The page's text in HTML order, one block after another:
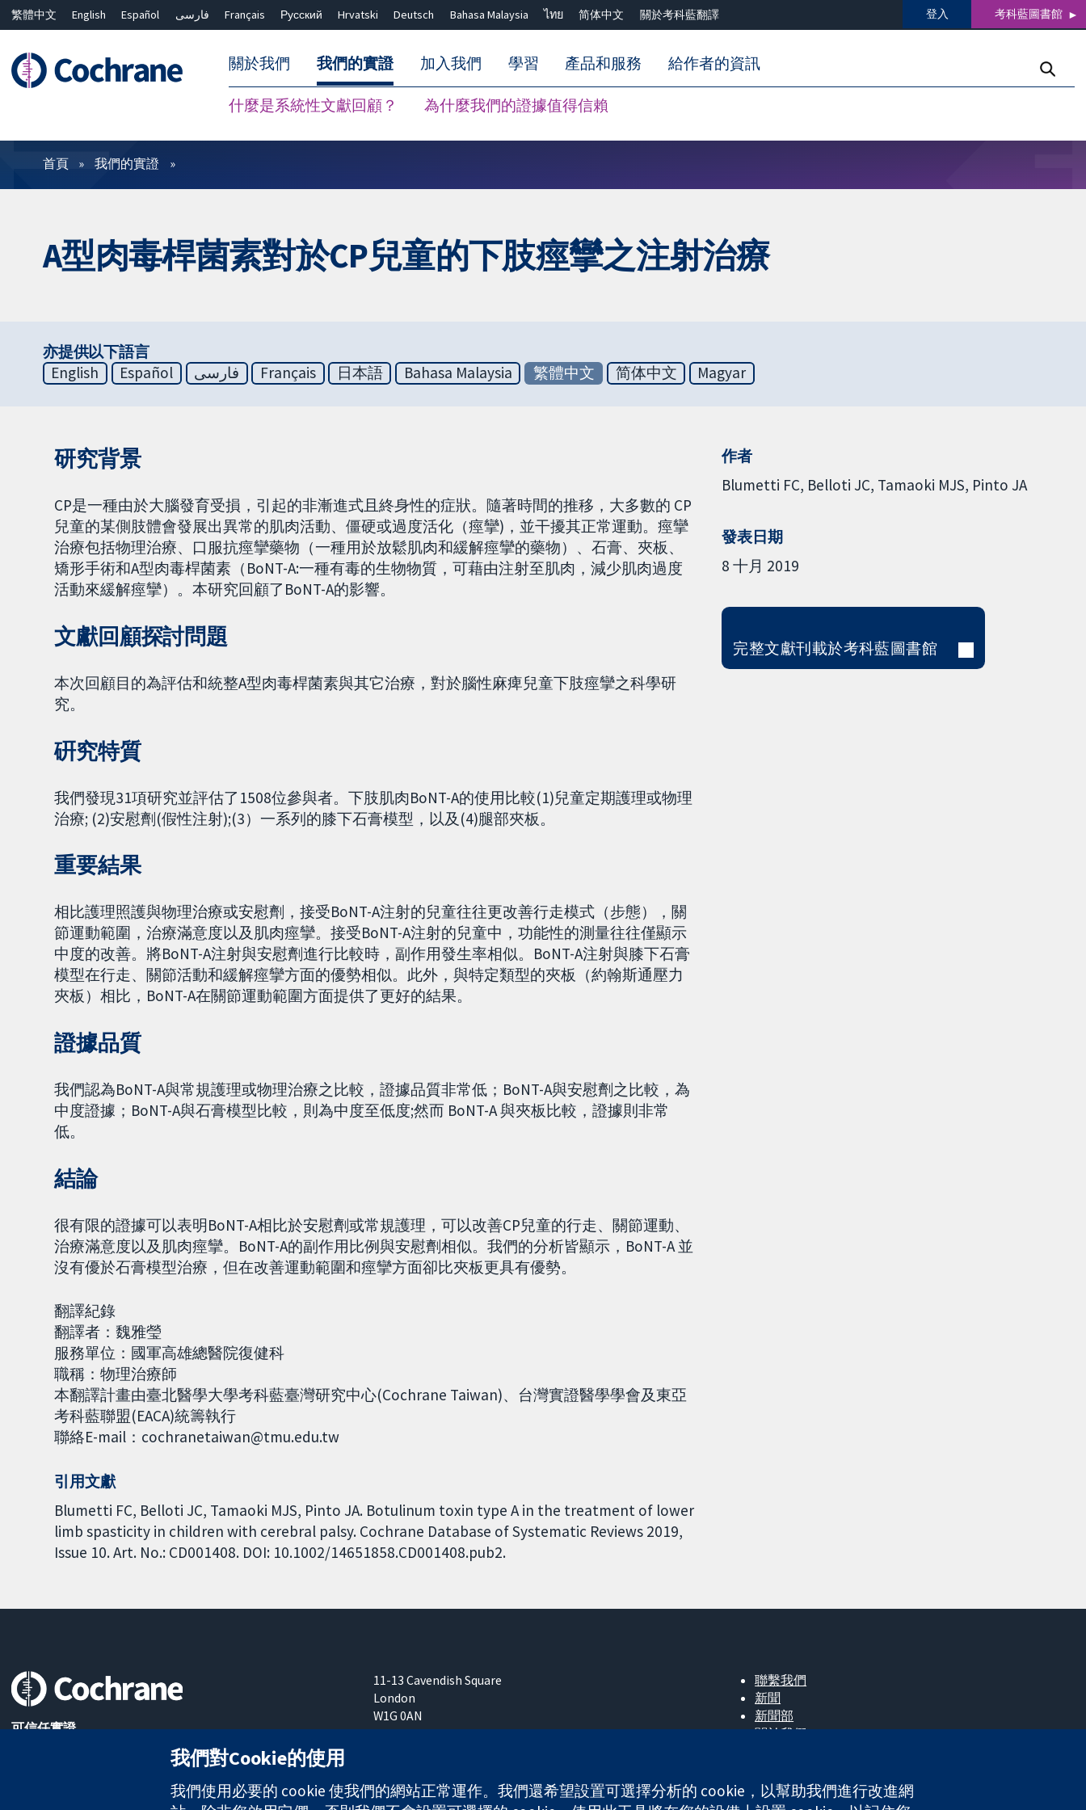
繁體中文 English Español فارسی Français Русский Hrvatski Deutsch Bahasa Malaysia ไทย 简体中文 關於考科藍翻譯 登入 考科藍圖書館
關於我們 我們的實證
什麼是系統性文獻回顧？ 為什麼我們的證據值得信賴
加入我們 學習 產品和服務 給作者的資訊
篩選條件
首頁 我們的實證
A型肉毒桿菌素對於CP兒童的下肢痙攣之注射治療
亦提供以下語言
English
Español فارسی Français 日本語 Bahasa Malaysia 繁體中文 简体中文 Magyar
研究背景
CP是一種由於大腦發育受損，引起的非漸進式且終身性的症狀。隨著時間的推移，大多數的 CP
兒童的某側肢體會發展出異常的肌肉活動、僵硬或過度活化（痙攣)，並干擾其正常運動。痙攣
治療包括物理治療、口服抗痙攣藥物（一種用於放鬆肌肉和緩解痙攣的藥物）、石膏、夾板、
矯形手術和A型肉毒桿菌素（BoNT-A:一種有毒的生物物質，可藉由注射至肌肉，減少肌肉過度
活動來緩解痙攣）。本研究回顧了BoNT-A的影響。
文獻回顧探討問題
本次回顧目的為評估和統整A型肉毒桿菌素與其它治療，對於腦性麻痺兒童下肢痙攣之科學研
究。
硏究特質
我們發現31項研究並評估了1508位參與者。下肢肌肉BoNT-A的使用比較(1)兒童定期護理或物理
治療; (2)安慰劑(假性注射);(3）一系列的膝下石膏模型，以及(4)腿部夾板。
重要結果
相比護理照護與物理治療或安慰劑，接受BoNT-A注射的兒童往往更改善行走模式（步態），關
節運動範圍，治療滿意度以及肌肉痙攣。接受BoNT-A注射的兒童中，功能性的測量往往僅顯示
中度的改善。將BoNT-A注射與安慰劑進行比較時，副作用發生率相似。BoNT-A注射與膝下石膏
模型在行走、關節活動和緩解痙攣方面的優勢相似。此外，與特定類型的夾板（約翰斯通壓力
夾板）相比，BoNT-A在關節運動範圍方面提供了更好的結果。
證據品質
我們認為BoNT-A與常規護理或物理治療之比較，證據品質非常低；BoNT-A與安慰劑之比較，為
中度證據；BoNT-A與石膏模型比較，則為中度至低度;然而 BoNT-A 與夾板比較，證據則非常
低。
結論
很有限的證據可以表明BoNT-A相比於安慰劑或常規護理，可以改善CP兒童的行走、關節運動、
治療滿意度以及肌肉痙攣。BoNT-A的副作用比例與安慰劑相似。我們的分析皆顯示，BoNT-A 並
沒有優於石膏模型治療，但在改善運動範圍和痙攣方面卻比夾板更具有優勢。
翻譯紀錄
翻譯者：魏雅瑩
服務單位：國軍高雄總醫院復健科
職稱：物理治療師
本翻譯計畫由臺北醫學大學考科藍臺灣研究中心(Cochrane Taiwan)、台灣實證醫學學會及東亞
考科藍聯盟(EACA)統籌執行
聯絡E-mail：cochranetaiwan@tmu.edu.tw
引用文獻
Blumetti FC, Belloti JC, Tamaoki MJS, Pinto JA. Botulinum toxin type A in the treatment of lower
limb spasticity in children with cerebral palsy. Cochrane Database of Systematic Reviews 2019,
Issue 10. Art. No.: CD001408. DOI: 10.1002/14651858.CD001408.pub2.
作者
Blumetti FC Belloti JC Tamaoki MJS Pinto JA
發表日期
8 十月 2019
完整文獻刊載於考科藍圖書館
可信任實證
11-13 Cavendish Square
London
W1G 0AN
United Kingdom
聯繫我們
新聞
新聞部
關於我們
我們對Cookie的使用
我們使用必要的 cookie 使我們的網站正常運作。我們還希望設置可選擇分析的 cookie，以幫助我們進行改進網